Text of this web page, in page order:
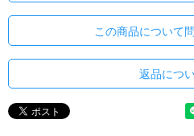
この商品について
返品につ